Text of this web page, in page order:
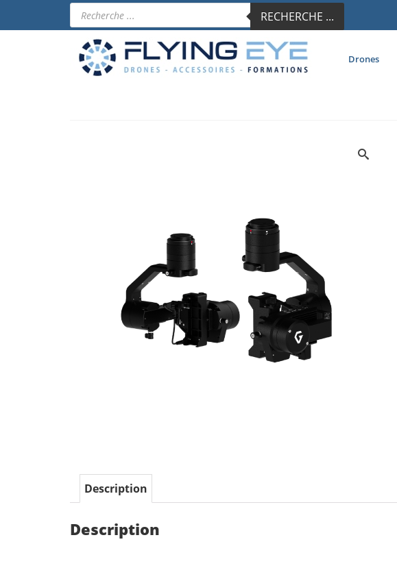
Recherche
de
produits
RECHERCHE ...
Drones
Description
Description